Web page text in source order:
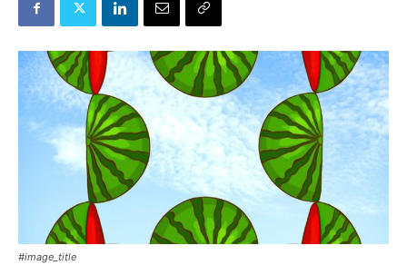
#image_title